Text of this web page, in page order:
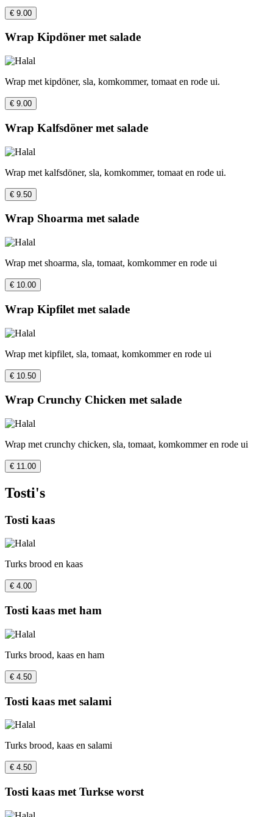
€ 9.00
Wrap Kipdöner met salade
Wrap met kipdöner, sla, komkommer, tomaat en rode ui.
€ 9.00
Wrap Kalfsdöner met salade
Wrap met kalfsdöner, sla, komkommer, tomaat en rode ui.
€ 9.50
Wrap Shoarma met salade
Wrap met shoarma, sla, tomaat, komkommer en rode ui
€ 10.00
Wrap Kipfilet met salade
Wrap met kipfilet, sla, tomaat, komkommer en rode ui
€ 10.50
Wrap Crunchy Chicken met salade
Wrap met crunchy chicken, sla, tomaat, komkommer en rode ui
€ 11.00
Tosti's
Tosti kaas
Turks brood en kaas
€ 4.00
Tosti kaas met ham
Turks brood, kaas en ham
€ 4.50
Tosti kaas met salami
Turks brood, kaas en salami
€ 4.50
Tosti kaas met Turkse worst